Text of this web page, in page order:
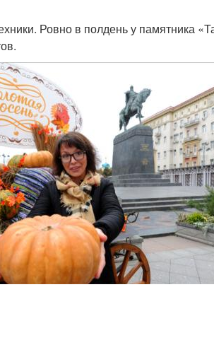
Ровно в полдень у памятника